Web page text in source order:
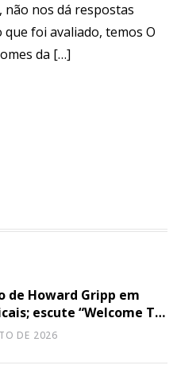
nos dá respostas
foi avaliado, temos O
da […]
de Howard Gripp em
escute “Welcome To
DE 2026